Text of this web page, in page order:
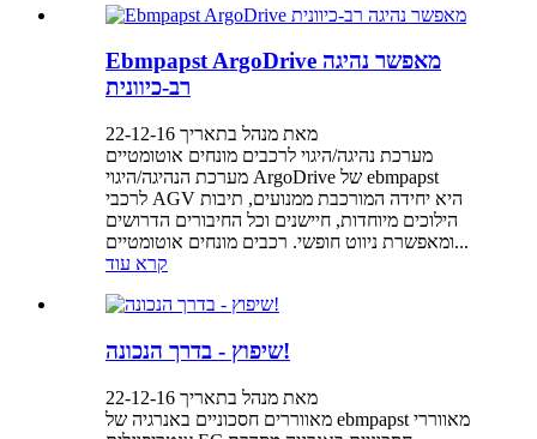
Ebmpapst ArgoDrive מאפשר נהיגה
רב-כיוונית
מאת מנהל בתאריך 22-12-16
מערכת נהיגה/היגוי לרכבים מונחים אוטומטיים
מערכת הנהיגה/היגוי ArgoDrive של ebmpapst
לרכבי AGV היא יחידה המורכבת ממנועים, תיבות
הילוכים מיוחדות, חיישנים וכל החיבורים הדרושים
ומאפשרת ניווט חופשי. רכבים מונחים אוטומטיים...
קרא עוד
שיפוץ - בדרך הנכונה!
מאת מנהל בתאריך 22-12-16
מאווררים חסכוניים באנרגיה של ebmpapst מאווררי